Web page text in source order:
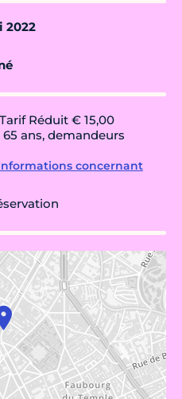
2022
Réduit € 15,00
ans, demandeurs
concernant